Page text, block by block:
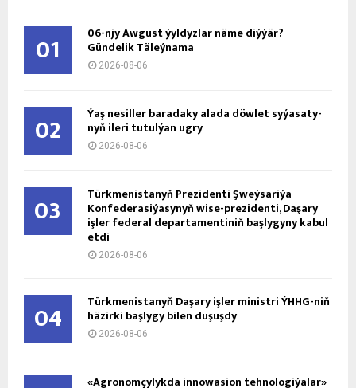
01 06-njy Awgust ýyldyzlar näme diýýär?
Gündelik Täleýnama
2026-08-06
02 Ýaş ne­sil­ler ba­ra­da­ky ala­da döw­let sy­ýa­sa­ty­
nyň ile­ri tu­tul­ýan ug­ry
2026-08-06
03 Türkmenistanyň Prezidenti Şweýsariýa
Konfederasiýasynyň wise-prezidenti, Daşary
işler federal departamentiniň başlygyny kabul
etdi
2026-08-06
04 Türkmenistanyň Daşary işler ministri ÝHHG-niň
häzirki başlygy bilen duşuşdy
2026-08-06
«Agronomçylykda innowasion tehnologiýalar»